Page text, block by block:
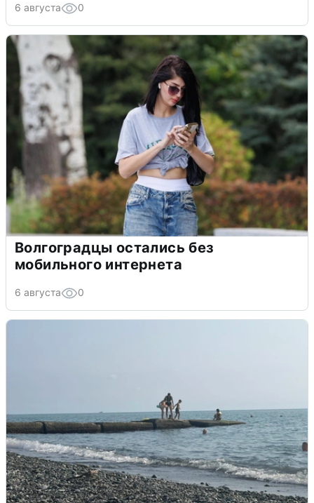
6 августа 0
Волгоградцы остались без
мобильного интернета
6 августа 0